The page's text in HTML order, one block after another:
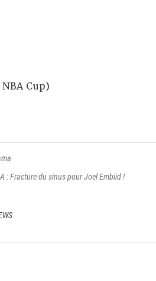
: Fracture du sinus pour Joel Embiid !
Cup)